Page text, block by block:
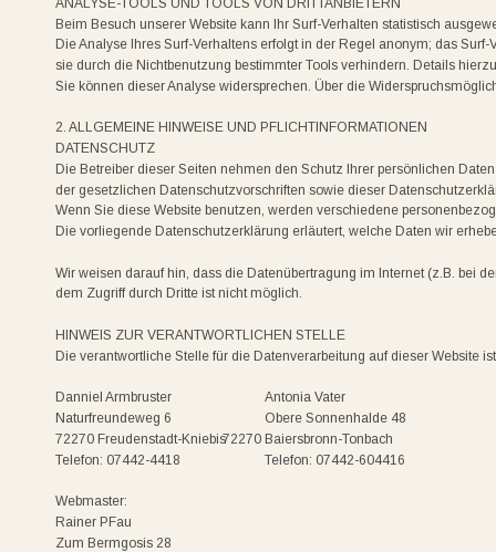
Beim Besuch unserer Website kann Ihr Surf-Verhalten statistisch
Die Analyse Ihres Surf-Verhaltens erfolgt in der Regel anonym; das
sie durch die Nichtbenutzung bestimmter Tools verhindern. Details
Sie können dieser Analyse widersprechen. Über die
2. ALLGEMEINE HINWEISE UND PFLICHTINFORMATIONEN
DATENSCHUTZ
Die Betreiber dieser Seiten nehmen den Schutz Ihrer persönlichen
der gesetzlichen Datenschutzvorschriften sowie dieser
Wenn Sie diese Website benutzen, werden verschiedene
Die vorliegende Datenschutzerklärung erläutert, welche Daten wir
Wir weisen darauf hin, dass die Datenübertragung im Internet (z.B. bei
dem Zugriff durch Dritte ist nicht möglich.
HINWEIS ZUR VERANTWORTLICHEN STELLE
Die verantwortliche Stelle für die Datenverarbeitung auf dieser Website
Danniel Armbruster
Antonia Vater
Naturfreundeweg 6
Obere Sonnenhalde 48
72270 Freudenstadt-Kniebis72270 Baiersbronn-Tonbach
Telefon: 07442-4418
Telefon: 07442-604416
Webmaster:
Rainer PFau
Zum Bermgosis 28